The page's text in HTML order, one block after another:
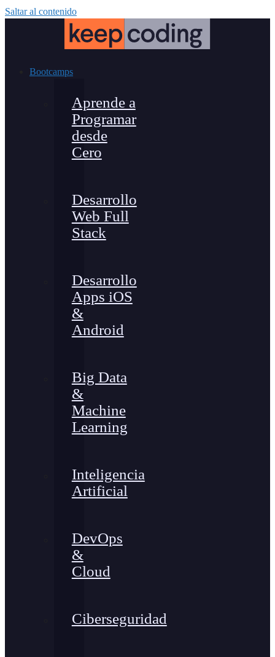
Saltar al contenido
Bootcamps
Aprende a
Programar
desde
Cero
Desarrollo
Web Full
Stack
Desarrollo
Apps iOS
&
Android
Big Data
&
Machine
Learning
Inteligencia
Artificial
DevOps
&
Cloud
Ciberseguridad